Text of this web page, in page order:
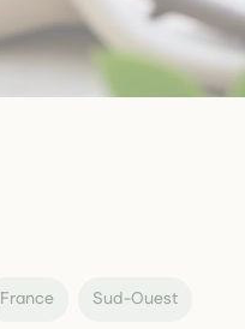
France Sud-Ouest